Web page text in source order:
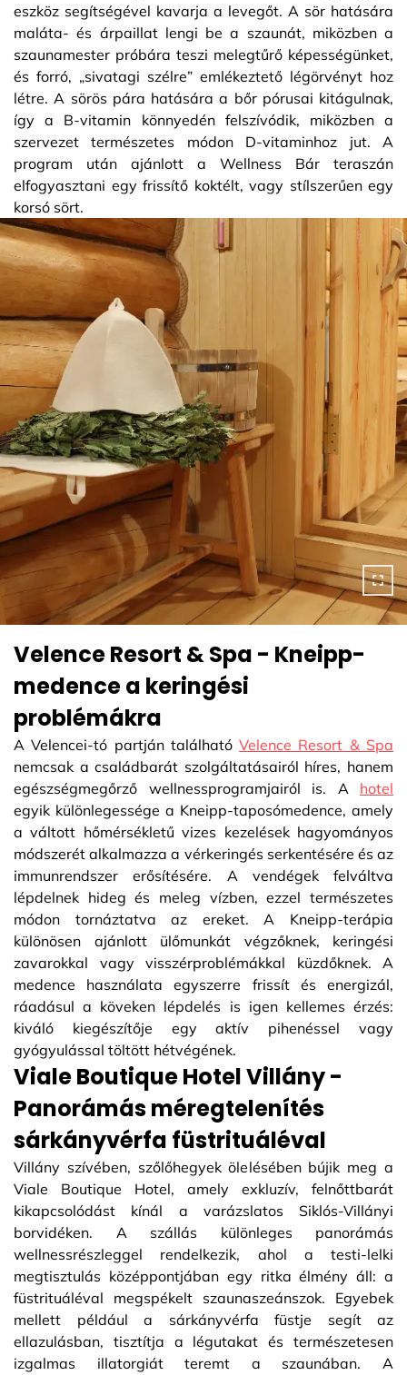
eszköz segítségével kavarja a levegőt. A sör hatására
maláta- és árpaillat lengi be a szaunát, miközben a
szaunamester próbára teszi melegtűrő képességünket,
és forró, „sivatagi szélre” emlékeztető légörvényt hoz
létre. A sörös pára hatására a bőr pórusai kitágulnak,
így a B-vitamin könnyedén felszívódik, miközben a
szervezet természetes módon D-vitaminhoz jut. A
program után ajánlott a Wellness Bár teraszán
elfogyasztani egy frissítő koktélt, vagy stílszerűen egy
korsó sört.
Velence Resort & Spa - Kneipp-
medence a keringési
problémákra
A Velencei-tó partján találhatóVelence Resort & Spa
nemcsak a családbarát szolgáltatásairól híres, hanem
egészségmegőrző wellnessprogramjairól is. A hotel
egyik különlegessége a Kneipp-taposómedence, amely
a váltott hőmérsékletű vizes kezelések hagyományos
módszerét alkalmazza a vérkeringés serkentésére és az
immunrendszer erősítésére. A vendégek felváltva
lépdelnek hideg és meleg vízben, ezzel természetes
módon tornáztatva az ereket. A Kneipp-terápia
különösen ajánlott ülőmunkát végzőknek, keringési
zavarokkal vagy visszérproblémákkal küzdőknek. A
medence használata egyszerre frissít és energizál,
ráadásul a köveken lépdelés is igen kellemes érzés:
kiváló kiegészítője egy aktív pihenéssel vagy
gyógyulással töltött hétvégének.
Viale Boutique Hotel Villány -
Panorámás méregtelenítés
sárkányvérfa füstrituáléval
Villány szívében, szőlőhegyek ölelésében bújik meg a
Viale Boutique Hotel, amely exkluzív, felnőttbarát
kikapcsolódást kínál a varázslatos Siklós-Villányi
borvidéken. A szállás különleges panorámás
wellnessrészleggel rendelkezik, ahol a testi-lelki
megtisztulás középpontjában egy ritka élmény áll: a
füstrituáléval megspékelt szaunaszeánszok. Egyebek
mellett például a sárkányvérfa füstje segít az
ellazulásban, tisztítja a légutakat és természetesen
izgalmas illatorgiát teremt a szaunában. A